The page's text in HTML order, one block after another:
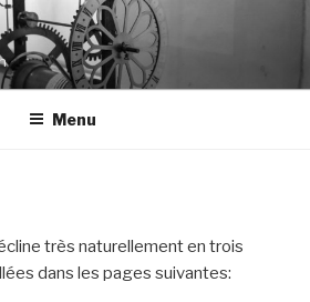
Menu
très naturellement en trois
dans les pages suivantes: